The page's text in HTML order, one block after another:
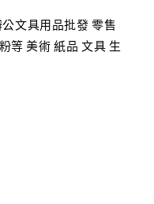
文具用品批發 零售
等 美術 紙品 文具 生